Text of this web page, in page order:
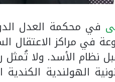
في مراكز الاعتقال
نظام الأسد. ولا تُمثل
الهولندية